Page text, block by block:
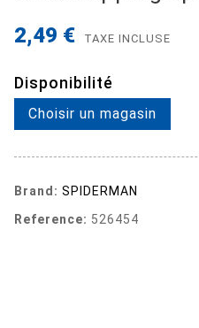
2,49 € TAXE INCLUSE
Disponibilité
Choisir un magasin
Brand: SPIDERMAN
Reference: 526454